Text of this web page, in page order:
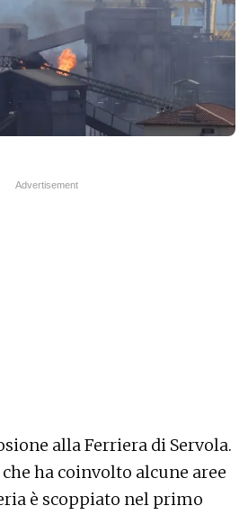
alla Ferriera di Servola.
ha coinvolto alcune aree
è scoppiato nel primo